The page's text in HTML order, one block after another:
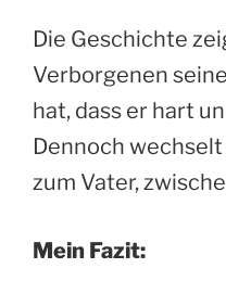
Die Geschichte
Verborgenen
hat, dass er hart
Dennoch
zum Vater,
Mein Fazit: